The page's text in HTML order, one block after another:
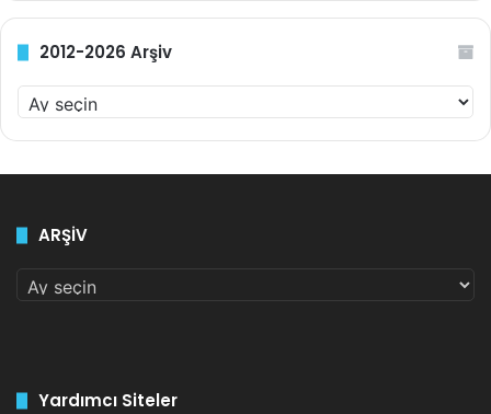
2012-2026 Arşiv
2012-
2026
Arşiv
ARŞİV
ARŞİV
Yardımcı Siteler